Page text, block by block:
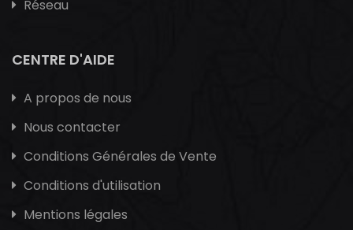
Réseau
CENTRE D'AIDE
A propos de nous
Nous contacter
Conditions Générales de Vente
Conditions d'utilisation
Mentions légales